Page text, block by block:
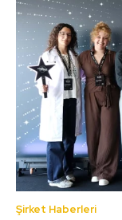
Şirket Haberleri